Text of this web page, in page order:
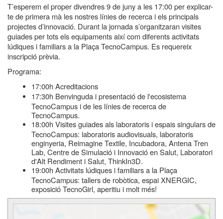
T’esperem el proper divendres 9 de juny a les 17:00 per explicar-
te de primera mà les nostres línies de recerca i els principals
projectes d’innovació. Durant la jornada s’organitzaran visites
guiades per tots els equipaments així com diferents activitats
lúdiques i familiars a la Plaça TecnoCampus. Es requereix
inscripció prèvia.
Programa:
17:00h Acreditacions
17:30h Benvinguda i presentació de l'ecosistema
TecnoCampus i de les línies de recerca de
TecnoCampus.
18:00h Visites guiades als laboratoris i espais singulars de
TecnoCampus: laboratoris audiovisuals, laboratoris
enginyeria, Reimagine Textile, Incubadora, Antena Tren
Lab, Centre de Simulació i Innovació en Salut, Laboratori
d'Alt Rendiment i Salut, ThinkIn3D.
19:00h Activitats lúdiques i familiars a la Plaça
TecnoCampus: tallers de robòtica, espai XNERGIC,
exposició TecnoGirl, aperitiu i molt més!